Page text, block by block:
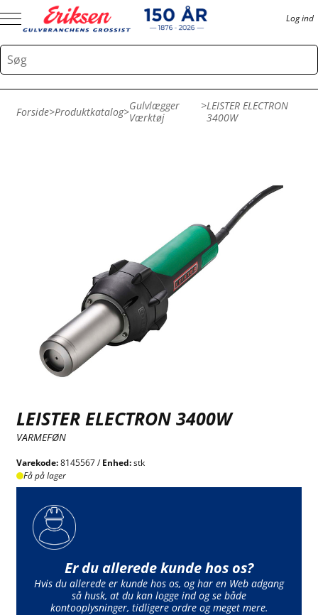
Log ind
Forside>Produktkatalog>Gulvlægger
Værktøj
>LEISTER ELECTRON
3400W
LEISTER ELECTRON 3400W
VARMEFØN
Varekode:8145567 /Enhed:stk
Få på lager
Er du allerede kunde hos os?
Hvis du allerede er kunde hos os, og har en Web adgang
så husk, at du kan logge ind og se både
kontooplysninger, tidligere ordre og meget mere.